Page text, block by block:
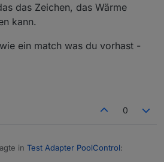
und Kostenberechnung
mit Live-Text und JSON-Daten
(z. B. „bis 27 °C heizen“)
das Zeichen, das Wärme
kann.
ein match was du vorhast -
0
in Test Adapter PoolControl: